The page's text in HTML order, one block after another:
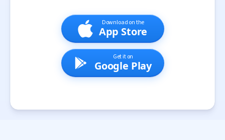
Download on the
App Store
Get it on
Google Play